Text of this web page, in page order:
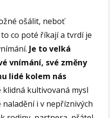
ošálit, neboť
co poté říkají a tvrdí je
Je to velká
vnímání, své změny
lidé kolem nás
klidná kultivovaná mysl
naladění i v nepříznivých